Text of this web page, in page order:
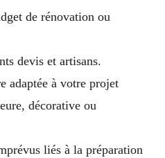
de rénovation ou
devis et artisans.
adaptée à votre projet
décorative ou
liés à la préparation